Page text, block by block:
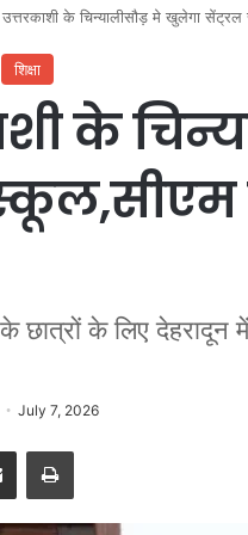
उत्तरकाशी के चिन्यालीसौड़ मे खुलेगा
शिक्षा
के
छात्रों के लिए देहरादून
July 7, 2026